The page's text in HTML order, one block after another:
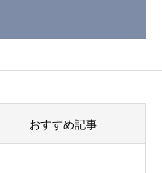
おすすめ記事